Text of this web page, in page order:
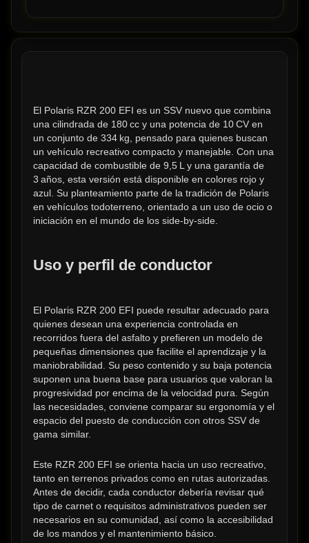
El Polaris RZR 200 EFI es un SSV nuevo que combina
una cilindrada de 180 cc y una potencia de 10 CV en
un conjunto de 334 kg, pensado para quienes buscan
un vehículo recreativo compacto y manejable. Con una
capacidad de combustible de 9,5 L y una garantía de
3 años, esta versión está disponible en colores rojo y
azul. Su planteamiento parte de la tradición de Polaris
en vehículos todoterreno, orientado a un uso de ocio o
iniciación en el mundo de los side-by-side.
Uso y perfil de conductor
El Polaris RZR 200 EFI puede resultar adecuado para
quienes desean una experiencia controlada en
recorridos fuera del asfalto y prefieren un modelo de
pequeñas dimensiones que facilite el aprendizaje y la
maniobrabilidad. Su peso contenido y su baja potencia
suponen una buena base para usuarios que valoran la
progresividad por encima de la velocidad pura. Según
las necesidades, conviene comparar su ergonomía y el
espacio del puesto de conducción con otros SSV de
gama similar.
Este RZR 200 EFI se orienta hacia un uso recreativo,
tanto en terrenos privados como en rutas autorizadas.
Antes de decidir, cada conductor debería revisar qué
tipo de carnet o requisitos administrativos pueden ser
necesarios en su comunidad, así como la accesibilidad
de los mandos y el mantenimiento básico.